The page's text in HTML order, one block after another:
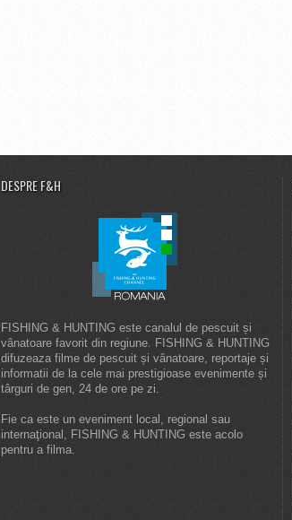
DESPRE F&H
FISHING & HUNTING este canalul de pescuit și
vânatoare favorit din regiune. FISHING & HUNTING
difuzeaza filme de pescuit și vânatoare, reportaje și
informatii de la cele mai prestigioase evenimente și
târguri de gen, 24 de ore pe zi.
Fie ca este un eveniment local, regional sau
internaţional, FISHING & HUNTING este acolo
pentru a filma.